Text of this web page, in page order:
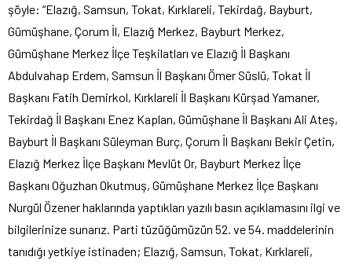
şöyle: “Elazığ, Samsun, Tokat, Kırklareli, Tekirdağ, Bayburt,
Gümüşhane, Çorum İl, Elazığ Merkez, Bayburt Merkez,
Gümüşhane Merkez İlçe Teşkilatları ve Elazığ İl Başkanı
Abdulvahap Erdem, Samsun İl Başkanı Ömer Süslü, Tokat İl
Başkanı Fatih Demirkol, Kırklareli İl Başkanı Kürşad Yamaner,
Tekirdağ İl Başkanı Enez Kaplan, Gümüşhane İl Başkanı Ali Ateş,
Bayburt İl Başkanı Süleyman Burç, Çorum İl Başkanı Bekir Çetin,
Elazığ Merkez İlçe Başkanı Mevlüt Or, Bayburt Merkez İlçe
Başkanı Oğuzhan Okutmuş, Gümüşhane Merkez İlçe Başkanı
Nurgül Özener haklarında yaptıkları yazılı basın açıklamasını ilgi ve
bilgilerinize sunarız. Parti tüzüğümüzün 52. ve 54. maddelerinin
tanıdığı yetkiye istinaden; Elazığ, Samsun, Tokat, Kırklareli,